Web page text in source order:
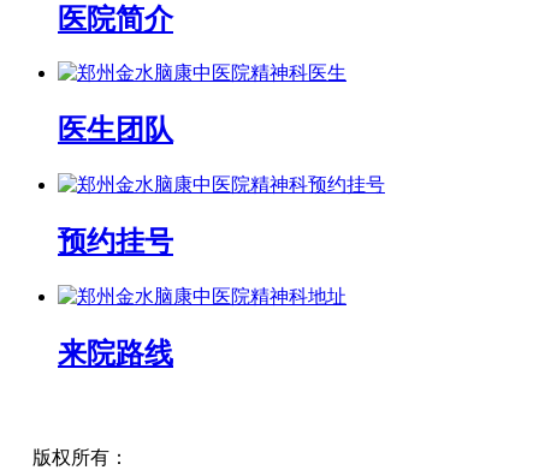
医院简介
医生团队
预约挂号
来院路线
版权所有：